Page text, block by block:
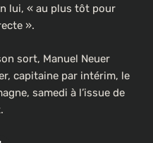
lui, « au plus tôt pour
».
sort, Manuel Neuer
capitaine par intérim, le
samedi à l’issue de